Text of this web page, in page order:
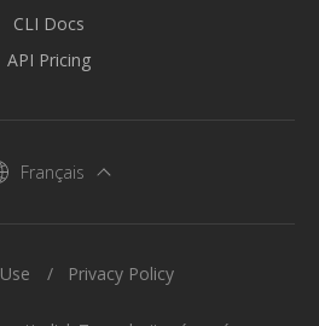
CLI Docs
API Pricing
Français
Privacy Policy